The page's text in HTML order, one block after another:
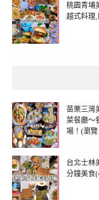
桃園青埔
越式料理
苗栗三灣
菜餐廳～
場！(瀏覽
台北士林
分鐘美食